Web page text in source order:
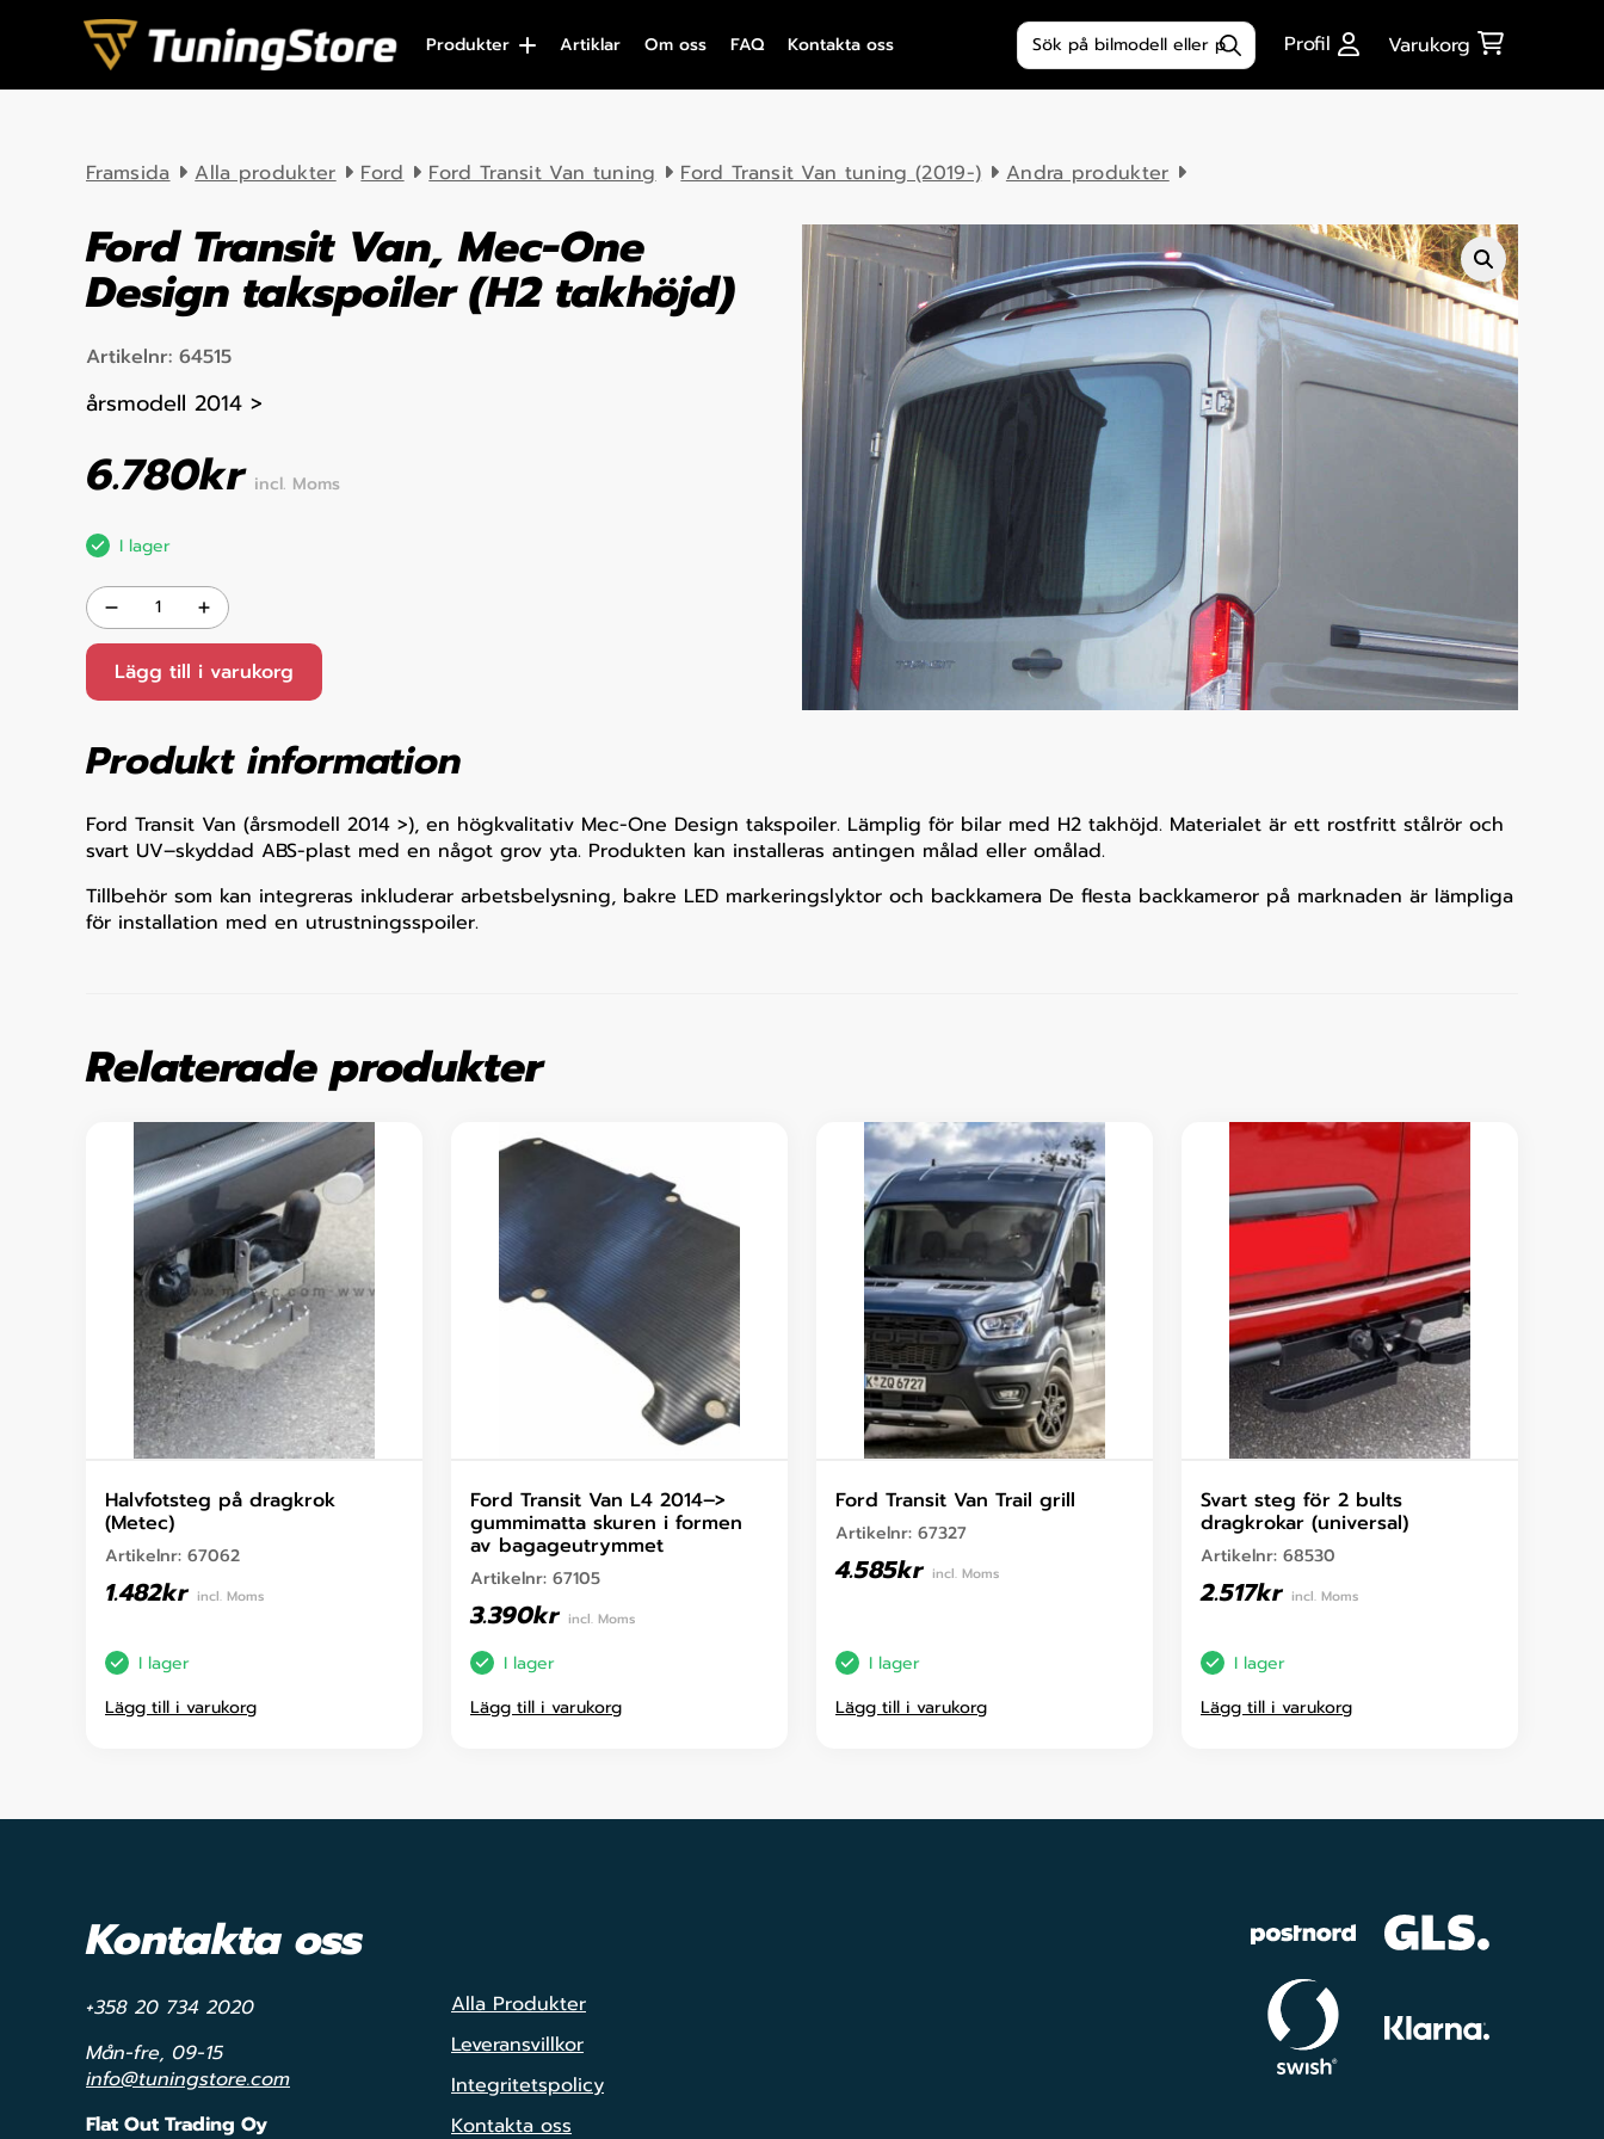
Skip to content
Produkter Artiklar Om oss FAQ Kontakta oss
Produktsökning
Profil Varukorg
Framsida Alla produkter Ford Ford Transit Van tuning Ford Transit Van tuning (2019-) Andra produkter
Ford Transit Van, Mec-One
Design takspoiler (H2 takhöjd)
Artikelnr: 64515
årsmodell 2014 >
6.780kr incl. Moms
I lager
Lägg till i varukorg
Produkt information
Ford Transit Van (årsmodell 2014 >), en högkvalitativ Mec-One Design takspoiler. Lämplig för bilar med H2 takhöjd. Materialet är ett rostfritt stålrör och
svart UV–skyddad ABS-plast med en något grov yta. Produkten kan installeras antingen målad eller omålad.
Tillbehör som kan integreras inkluderar arbetsbelysning, bakre LED markeringslyktor och backkamera De flesta backkameror på marknaden är lämpliga
för installation med en utrustningsspoiler.
Relaterade produkter
Halvfotsteg på dragkrok
(Metec)
Artikelnr: 67062
1.482kr incl. Moms
I lager
Lägg till i varukorg
Ford Transit Van L4 2014–>
gummimatta skuren i formen
av bagageutrymmet
Artikelnr: 67105
3.390kr incl. Moms
I lager
Lägg till i varukorg
Ford Transit Van Trail grill
Artikelnr: 67327
4.585kr incl. Moms
I lager
Lägg till i varukorg
Svart steg för 2 bults
dragkrokar (universal)
Artikelnr: 68530
2.517kr incl. Moms
I lager
Lägg till i varukorg
Kontakta oss
+358 20 734 2020
Mån-fre, 09-15
info@tuningstore.com
Flat Out Trading Oy
Alla Produkter
Leveransvillkor
Integritetspolicy
Kontakta oss